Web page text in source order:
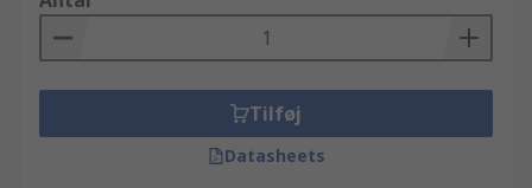
Tilføj
Datasheets